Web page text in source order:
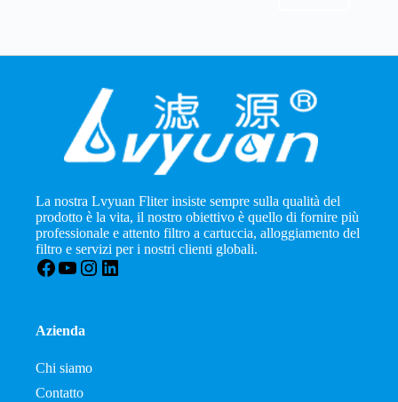
La nostra Lvyuan Fliter insiste sempre sulla qualità del
prodotto è la vita, il nostro obiettivo è quello di fornire più
professionale e attento filtro a cartuccia, alloggiamento del
filtro e servizi per i nostri clienti globali.
Facebook
YouTube
Instagram
LinkedIn
Azienda
Chi siamo
Contatto